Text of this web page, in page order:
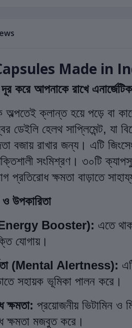
Made in
দূর করে আপনাকে রাখে
অল্পতেই ক্লান্ত হয়ে পড়ে বা
ডেইলি হেলথ সাপ্লিমেন্ট, যা
বজায় রাখার জন্য। এটি
সংমিশ্রণ। ৩০টি
প্রতিরোধ ক্ষমতা বাড়াতে
উপকারিতা
(Energy Booster): এতে
যোগায়।
(Mental Alertness):
সহায়ক ভূমিকা পালন করে।
ক্ষমতা: প্রয়োজনীয় ভিটামিন ও
ক্ষমতা মজবুত করে।